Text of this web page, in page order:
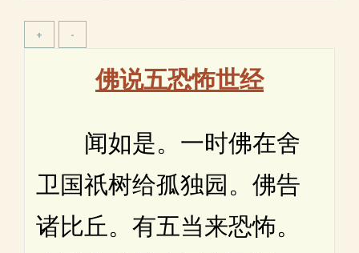
佛说五恐怖世经
闻如是。一时佛在舍
卫国祇树给孤独园。佛告
诸比丘。有五当来恐怖。